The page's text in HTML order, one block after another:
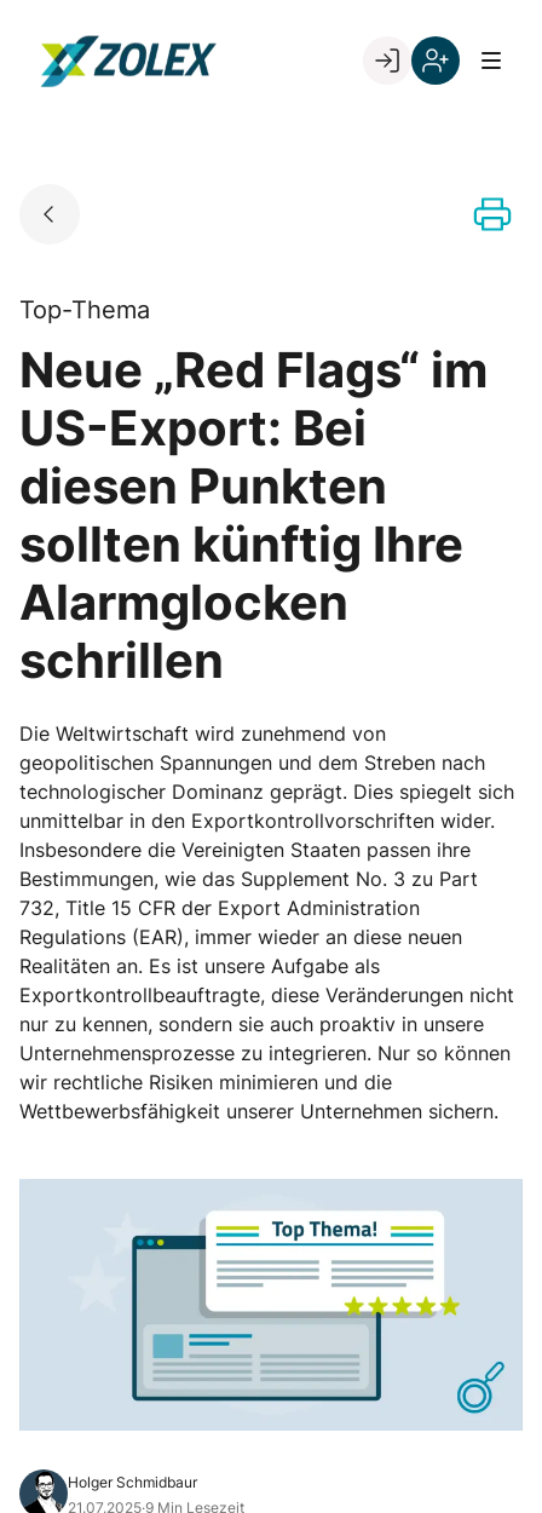
content
Go to landing page.
Top-Thema
Neue „Red Flags“ im
US-Export: Bei
diesen Punkten
sollten künftig Ihre
Alarmglocken
schrillen
Die Weltwirtschaft wird zunehmend von
geopolitischen Spannungen und dem Streben nach
technologischer Dominanz geprägt. Dies spiegelt sich
unmittelbar in den Exportkontrollvorschriften wider.
Insbesondere die Vereinigten Staaten passen ihre
Bestimmungen, wie das Supplement No. 3 zu Part
732, Title 15 CFR der Export Administration
Regulations (EAR), immer wieder an diese neuen
Realitäten an. Es ist unsere Aufgabe als
Exportkontrollbeauftragte, diese Veränderungen nicht
nur zu kennen, sondern sie auch proaktiv in unsere
Unternehmensprozesse zu integrieren. Nur so können
wir rechtliche Risiken minimieren und die
Wettbewerbsfähigkeit unserer Unternehmen sichern.
Holger Schmidbaur
21.07.2025·9 Min Lesezeit